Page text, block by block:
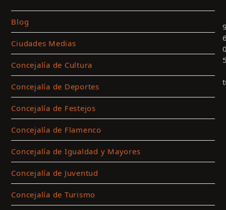
Blog
Ciudades Medias
Concejalía de Cultura
Concejalía de Deportes
Concejalía de Festejos
Concejalía de Flamenco
Concejalía de Igualdad y Mayores
Concejalía de Juventud
Concejalía de Turismo